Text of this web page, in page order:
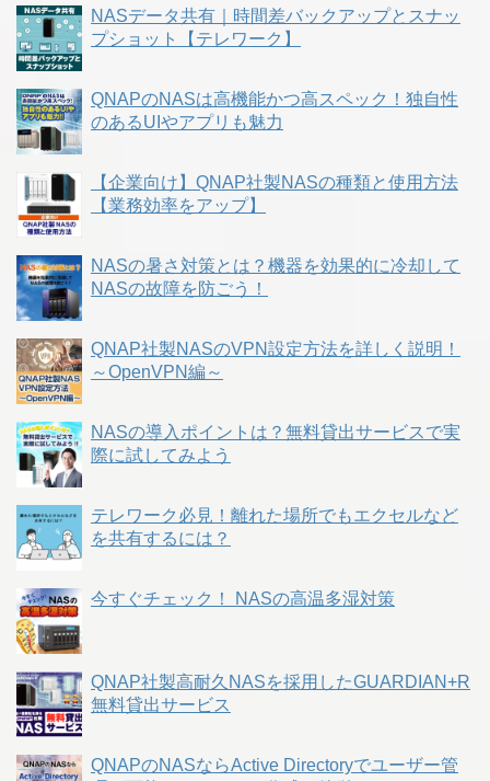
NASデータ共有｜時間差バックアップとスナッ
プショット【テレワーク】
QNAPのNASは高機能かつ高スペック！独自性
のあるUIやアプリも魅力
【企業向け】QNAP社製NASの種類と使用方法
【業務効率をアップ】
NASの暑さ対策とは？機器を効果的に冷却して
NASの故障を防ごう！
QNAP社製NASのVPN設定方法を詳しく説明！
～OpenVPN編～
NASの導入ポイントは？無料貸出サービスで実
際に試してみよう
テレワーク必見！離れた場所でもエクセルなど
を共有するには？
今すぐチェック！ NASの高温多湿対策
QNAP社製高耐久NASを採用したGUARDIAN+R
無料貸出サービス
QNAPのNASならActive Directoryでユーザー管